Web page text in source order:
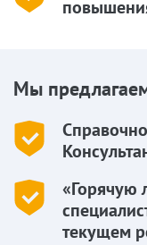
Мы
«Горячую
текущем